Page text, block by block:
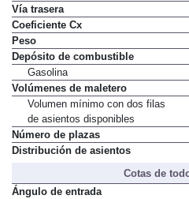
Vía trasera
Coeficiente Cx
Peso
Depósito de combustible
Gasolina
Volúmenes de maletero
Volumen mínimo con dos filas
de asientos disponibles
Número de plazas
Distribución de asientos
Cotas de
Ángulo de entrada